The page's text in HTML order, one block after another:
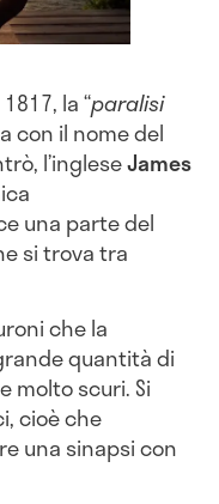
la “paralisi
con il nome del
l’ingleseJames
una parte del
si trova tra
che la
quantità di
molto scuri. Si
cioè che
una sinapsi con